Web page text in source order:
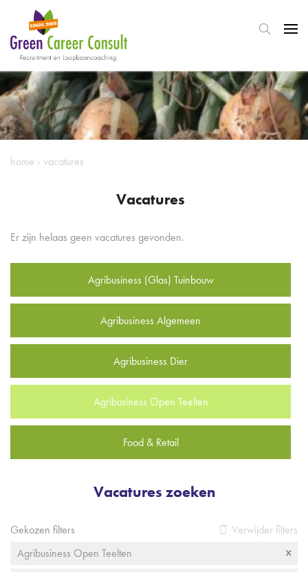
home › vacatures
Vacatures
Er zijn helaas geen vacatures gevonden.
Agribusiness (Glas) Tuinbouw
Agribusiness Algemeen
Agribusiness Dier
Agribusiness Open Teelten
Food & Retail
Vacatures zoeken
Gekozen filters
Verwijder filters
Agribusiness Open Teelten